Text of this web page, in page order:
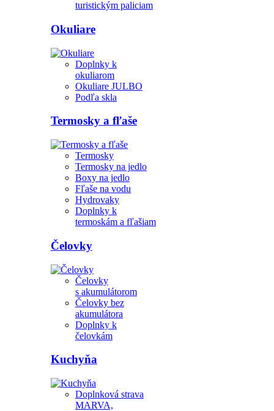
turistickým paliciam
Okuliare
Doplnky k
okuliarom
Okuliare JULBO
Podľa skla
Termosky a fľaše
Termosky
Termosky na jedlo
Boxy na jedlo
Fľaše na vodu
Hydrovaky
Doplnky k
termoskám a fľašiam
Čelovky
Čelovky
s akumulátorom
Čelovky bez
akumulátora
Doplnky k
čelovkám
Kuchyňa
Doplnková strava
MARVA,